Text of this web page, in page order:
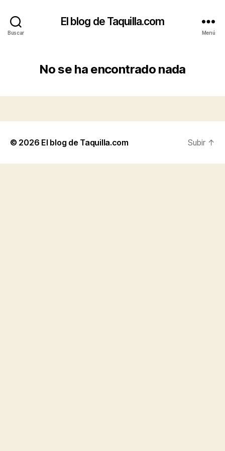
Buscar
El blog de Taquilla.com
Menú
No se ha encontrado nada
© 2026 El blog de Taquilla.com Subir ↑